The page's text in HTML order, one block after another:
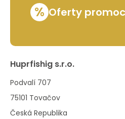
% Oferty
Huprfishig s.r.o.
Podvalí 707
75101 Tovačov
Česká Republika